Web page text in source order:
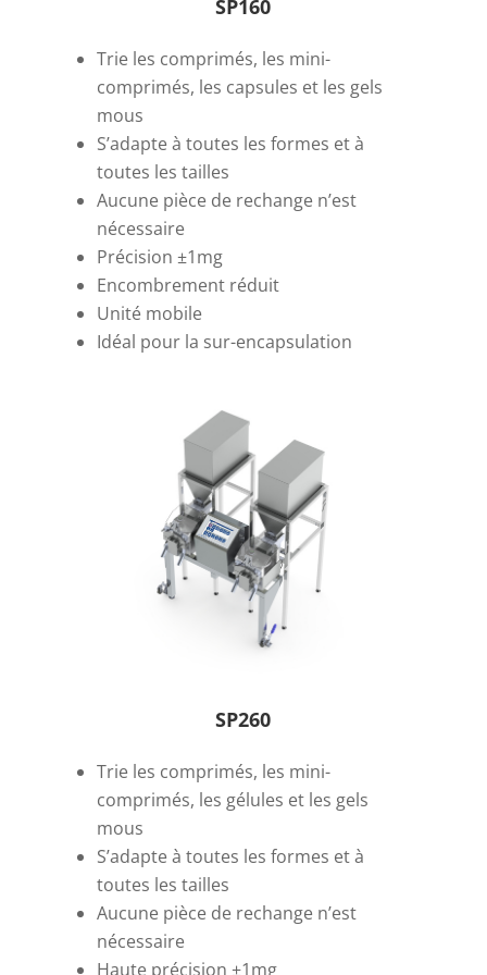
SP160
Trie les comprimés, les mini-
comprimés, les capsules et les gels
mous
S’adapte à toutes les formes et à
toutes les tailles
Aucune pièce de rechange n’est
nécessaire
Précision ±1mg
Encombrement réduit
Unité mobile
Idéal pour la sur-encapsulation
SP260
Trie les comprimés, les mini-
comprimés, les gélules et les gels
mous
S’adapte à toutes les formes et à
toutes les tailles
Aucune pièce de rechange n’est
nécessaire
Haute précision ±1mg